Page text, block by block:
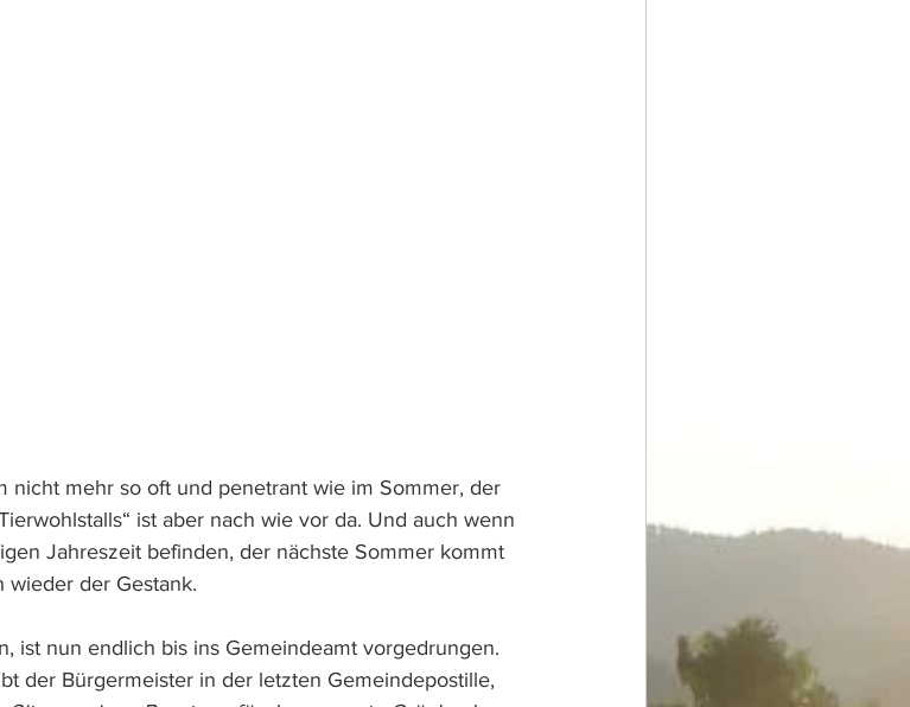
nicht mehr so oft und penetrant wie im Sommer, der
ist aber nach wie vor da. Und auch wenn
Jahreszeit befinden, der nächste Sommer kommt
wieder der Gestank.
ist nun endlich bis ins Gemeindeamt vorgedrungen.
der Bürgermeister in der letzten Gemeindepostille,